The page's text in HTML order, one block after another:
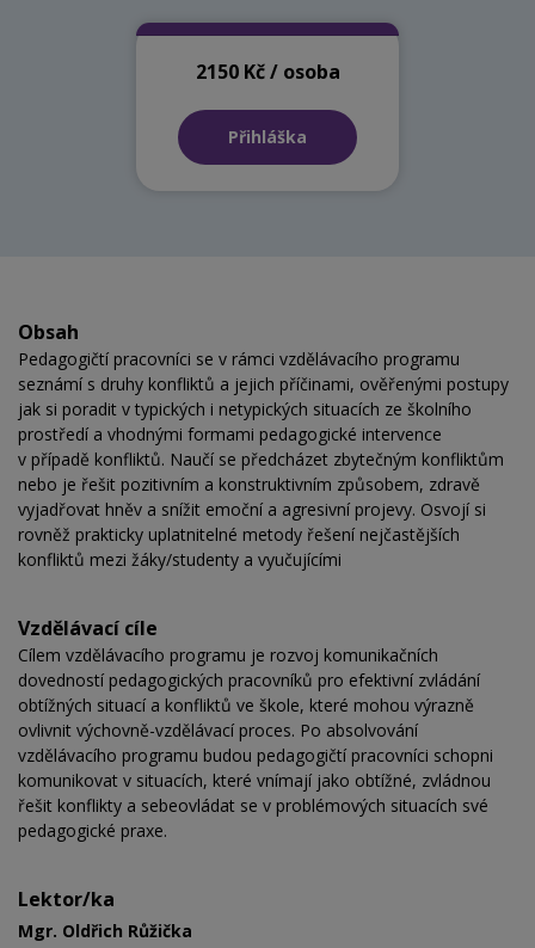
2150 Kč / osoba
Přihláška
Obsah
Pedagogičtí pracovníci se v rámci vzdělávacího programu
seznámí s druhy konfliktů a jejich příčinami, ověřenými postupy
jak si poradit v typických i netypických situacích ze školního
prostředí a vhodnými formami pedagogické intervence
v případě konfliktů. Naučí se předcházet zbytečným konfliktům
nebo je řešit pozitivním a konstruktivním způsobem, zdravě
vyjadřovat hněv a snížit emoční a agresivní projevy. Osvojí si
rovněž prakticky uplatnitelné metody řešení nejčastějších
konfliktů mezi žáky/studenty a vyučujícími
Vzdělávací cíle
Cílem vzdělávacího programu je rozvoj komunikačních
dovedností pedagogických pracovníků pro efektivní zvládání
obtížných situací a konfliktů ve škole, které mohou výrazně
ovlivnit výchovně-vzdělávací proces. Po absolvování
vzdělávacího programu budou pedagogičtí pracovníci schopni
komunikovat v situacích, které vnímají jako obtížné, zvládnou
řešit konflikty a sebeovládat se v problémových situacích své
pedagogické praxe.
Lektor/ka
Mgr. Oldřich Růžička